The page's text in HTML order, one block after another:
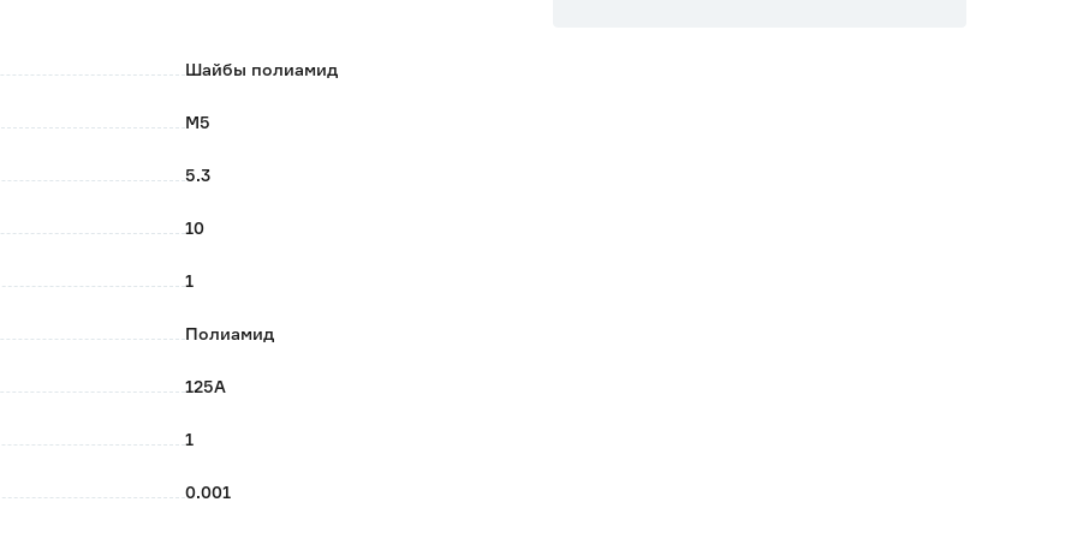
Шайбы полиамид
М5
5.3
10
1
Полиамид
125A
1
0.001